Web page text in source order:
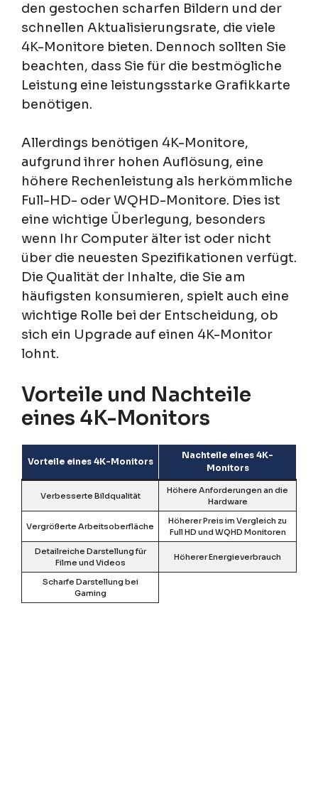
den gestochen scharfen Bildern und der
schnellen Aktualisierungsrate, die viele
4K-Monitore bieten. Dennoch sollten Sie
beachten, dass Sie für die bestmögliche
Leistung eine leistungsstarke Grafikkarte
benötigen.
Allerdings benötigen 4K-Monitore,
aufgrund ihrer hohen Auflösung, eine
höhere Rechenleistung als herkömmliche
Full-HD- oder WQHD-Monitore. Dies ist
eine wichtige Überlegung, besonders
wenn Ihr Computer älter ist oder nicht
über die neuesten Spezifikationen verfügt.
Die Qualität der Inhalte, die Sie am
häufigsten konsumieren, spielt auch eine
wichtige Rolle bei der Entscheidung, ob
sich ein Upgrade auf einen 4K-Monitor
lohnt.
Vorteile und Nachteile
eines 4K-Monitors
Vorteile eines 4K-Monitors
Nachteile eines 4K-
Monitors
Verbesserte Bildqualität
Höhere Anforderungen an die
Hardware
Vergrößerte Arbeitsoberfläche
Höherer Preis im Vergleich zu
Full HD und WQHD Monitoren
Detailreiche Darstellung für
Filme und Videos
Höherer Energieverbrauch
Scharfe Darstellung bei
Gaming